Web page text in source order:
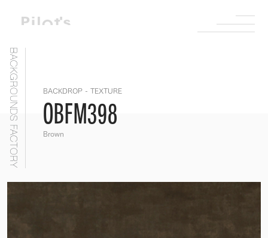
BACKGROUNDS FACTORY BACKDROP - TEXTURE
OBFM398
Brown